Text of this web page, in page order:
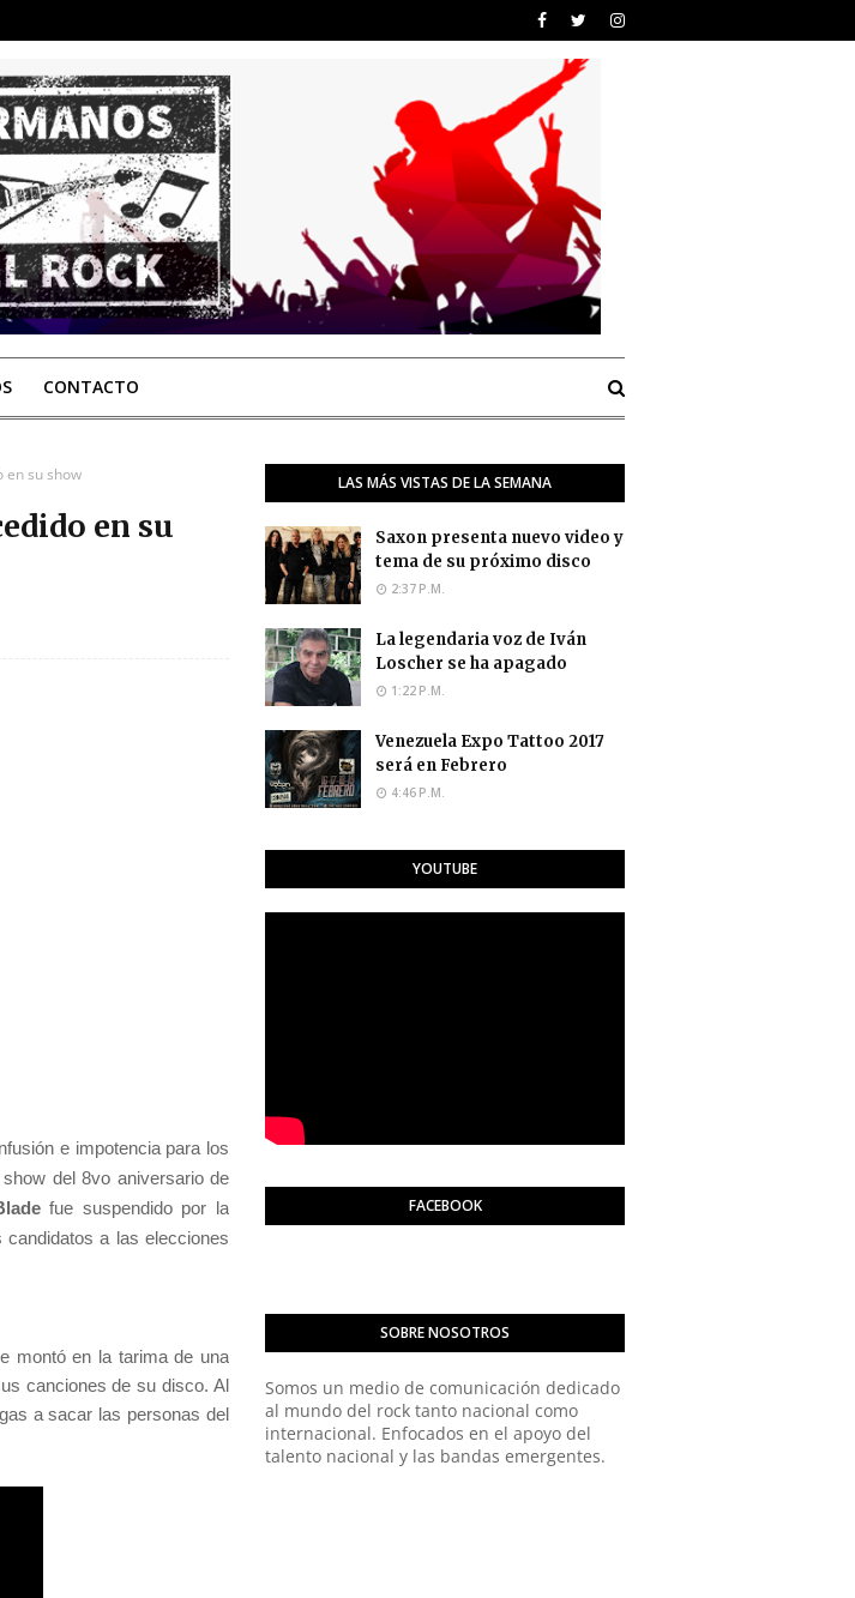
CONTACTO
en su show
en su
e impotencia para los
del 8vo aniversario de
fue suspendido por la
a las elecciones
montó en la tarima de una
canciones de su disco. Al
a sacar las personas del
LAS MÁS VISTAS DE LA SEMANA
Saxon presenta nuevo video y
tema de su próximo disco
2:37 P.M.
La legendaria voz de Iván
Loscher se ha apagado
1:22 P.M.
Venezuela Expo Tattoo 2017
será en Febrero
4:46 P.M.
YOUTUBE
FACEBOOK
SOBRE NOSOTROS
Somos un medio de comunicación dedicado
al mundo del rock tanto nacional como
internacional. Enfocados en el apoyo del
talento nacional y las bandas emergentes.